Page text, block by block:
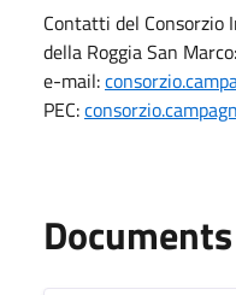
Contatti del Consorzio
della Roggia San Marco:
e-mail:
PEC:
Documents